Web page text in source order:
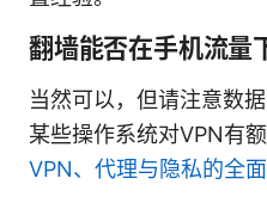
翻墙能否在手机流量
当然可以，但请注意数
某些操作系统对VPN有
VPN、代理与隐私的全